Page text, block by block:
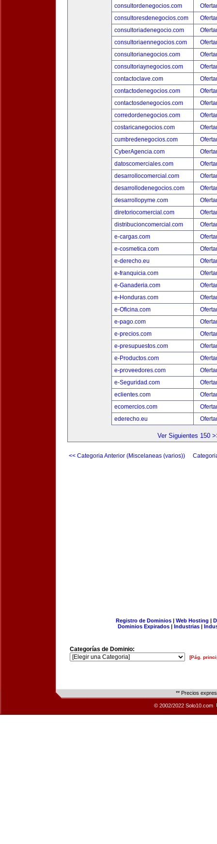
consultordenegocios.com
consultoresdenegocios.com
consultoriadenegocio.com
consultoriaennegocios.com
consultorianegocios.com
consultoriaynegocios.com
contactoclave.com
contactodenegocios.com
contactosdenegocios.com
corredordenegocios.com
costaricanegocios.com
cumbredenegocios.com
CyberAgencia.com
datoscomerciales.com
desarrollocomercial.com
desarrollodenegocios.com
desarrollopyme.com
diretoriocomercial.com
distribucioncomercial.com
e-cargas.com
e-cosmetica.com
e-derecho.eu
e-franquicia.com
e-Ganaderia.com
e-Honduras.com
e-Oficina.com
e-pago.com
e-precios.com
e-presupuestos.com
e-Productos.com
e-proveedores.com
e-Seguridad.com
eclientes.com
ecomercios.com
ederecho.eu
Ver Siguientes 150
<< Categoria Anterior (Miscelaneas (varios))
Registro de Dominios| Web Hosting |
Dominios Expirados | Industrias |
Categorías de Dominio:
[Pág.
** Precios
© 2002/2022 Solo10.com